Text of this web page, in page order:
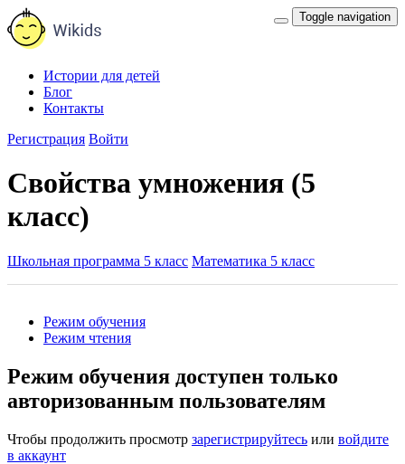
Toggle navigation
Истории для детей
Блог
Контакты
Регистрация Войти
Свойства умножения (5
класс)
Школьная программа 5 класс Математика 5 класс
Режим обучения
Режим чтения
Режим обучения доступен только
авторизованным пользователям
Чтобы продолжить просмотр зарегистрируйтесь или войдите
в аккаунт